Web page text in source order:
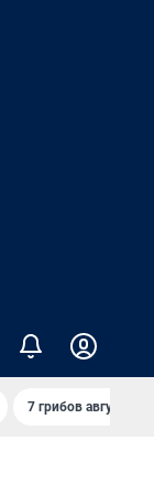
7 грибов августа